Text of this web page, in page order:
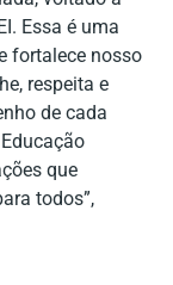
Essa é uma
fortalece nosso
respeita e
de cada
que
todos”,